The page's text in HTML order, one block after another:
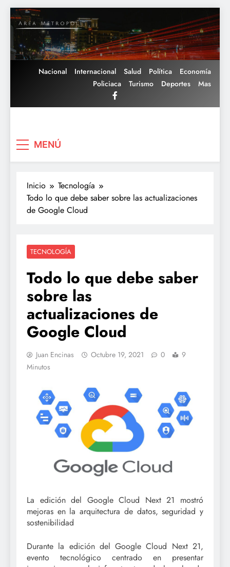
Saltar
al
contenido
Nacional Internacional Salud Política
Economía
Policiaca
Turismo Deportes Mas
MENÚ
Inicio
Tecnología
Todo lo que debe saber sobre las actualizaciones
de Google Cloud
TECNOLOGÍA
Todo lo que debe saber
sobre las
actualizaciones de
Google Cloud
Juan Encinas Octubre 19, 2021 0
9
Minutos
La edición del Google Cloud Next 21 mostró
mejoras en la arquitectura de datos, seguridad y
sostenibilidad
Durante la edición del Google Cloud Next 21,
evento tecnológico centrado en presentar